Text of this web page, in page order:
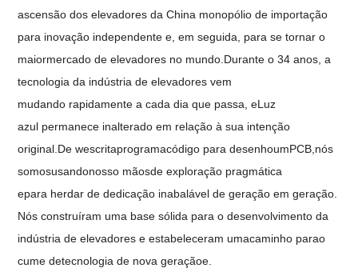
ascensão dos elevadores da China monopólio de importação
para inovação independente e, em seguida, para se tornar o
maiormercado de elevadores no mundo. Durante o 34 anos, a
tecnologia da indústria de elevadores vem
mudando rapidamente a cada dia que passa, eLuz
azul permanece inalterado em relação à sua intenção
original. De wescritaprogramacódigo para desenhoumPCB, nós
somosusandonosso mãosde exploração pragmática
epara herdar de dedicação inabalável de geração em geração
Nós construíram uma base sólida para o desenvolvimento da
indústria de elevadores e estabeleceram umacaminho parao
cume detecnologia de nova geraçãoe